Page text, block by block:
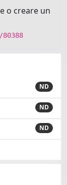
o creare un
ND
ND
ND